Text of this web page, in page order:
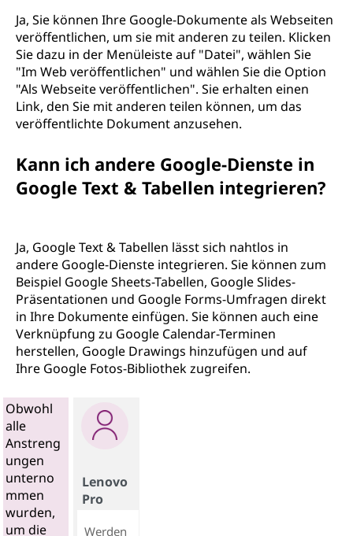
Ja, Sie können Ihre Google-Dokumente als Webseiten
veröffentlichen, um sie mit anderen zu teilen. Klicken
Sie dazu in der Menüleiste auf "Datei", wählen Sie
"Im Web veröffentlichen" und wählen Sie die Option
"Als Webseite veröffentlichen". Sie erhalten einen
Link, den Sie mit anderen teilen können, um das
veröffentlichte Dokument anzusehen.
Kann ich andere Google-Dienste in
Google Text & Tabellen integrieren?
Ja, Google Text & Tabellen lässt sich nahtlos in
andere Google-Dienste integrieren. Sie können zum
Beispiel Google Sheets-Tabellen, Google Slides-
Präsentationen und Google Forms-Umfragen direkt
in Ihre Dokumente einfügen. Sie können auch eine
Verknüpfung zu Google Calendar-Terminen
herstellen, Google Drawings hinzufügen und auf
Ihre Google Fotos-Bibliothek zugreifen.
Obwohl
alle
Anstreng
ungen
unterno
mmen
wurden,
um die
Lenovo
Pro
Werden